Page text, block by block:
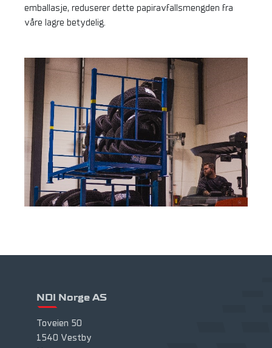
emballasje, reduserer dette papiravfallsmengden fra
våre lagre betydelig.
NDI Norge AS
Toveien 50
1540 Vestby